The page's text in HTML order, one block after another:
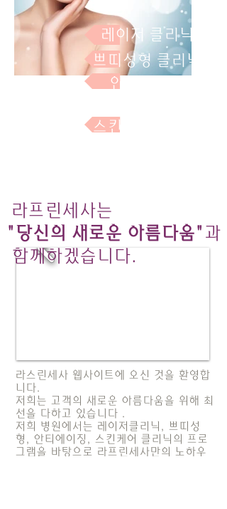
레이저 클리닉
쁘띠성형 클리닉
안티에이징
스킨케어 클리닉
라프린세사는
"당신의 새로운 아름다움" 과
함께하겠습니다.
라스린세사 웹사이트에 오신 것을 환영합
니다.
저희는 고객의 새로운 아름다움을 위해 최
선을 다하고 있습니다 .
저희 병원에서는 레이저클리닉, 쁘띠성
형, 안티에이징, 스킨케어 클리닉의 프로
그램을 바탕으로 라프린세사만의 노하우